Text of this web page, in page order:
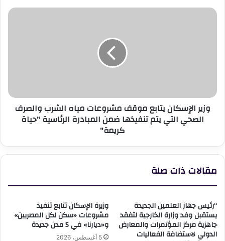
وزير
الصحي
التي
"حياة
وزير الإسكان يتابع موقف مشروعات مياه الشرب والصرف
الصحي التي يتم تنفيذها ضمن المبادرة الرئاسية "حياة
كريمة"
مقالات ذات صلة
“رئيس جهاز العلمين الجديدة
يستقبل وفد وزارة الخارجية لتفقد
جاهزية مركز المؤتمرات والمعارض
الدولي لاستضافة الفعاليات
وزيرة الإسكان تتابع تنفيذ
مشروعات «سكن لكل المصريين»
و«ديارنا» في 5 مدن جديدة
5 أغسطس، 2026